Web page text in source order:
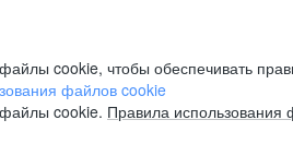
cookie, чтобы обеспечивать
файлов cookie
cookie. Правила использования